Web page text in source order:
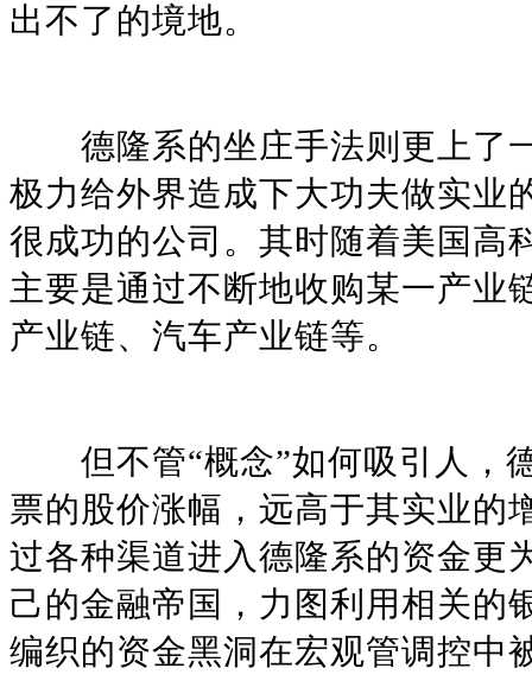
出不了的境地。
德隆系的坐庄手法则更上了
极力给外界造成下大功夫做实业
很成功的公司。其时随着美国高
主要是通过不断地收购某一产业
产业链、汽车产业链等。
但不管“概念”如何吸引人，
票的股价涨幅，远高于其实业的
过各种渠道进入德隆系的资金更
己的金融帝国，力图利用相关的
编织的资金黑洞在宏观管调控中